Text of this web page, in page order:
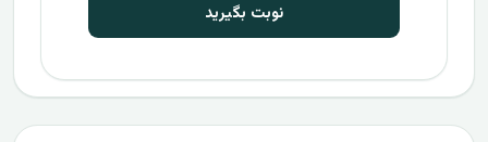
نوبت بگیرید